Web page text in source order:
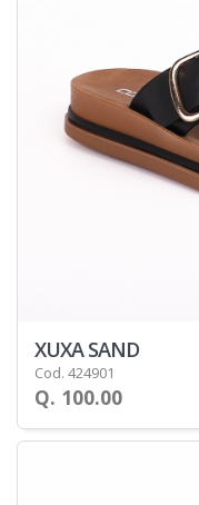
XUXA SAND
Cod. 424901
Q. 100.00